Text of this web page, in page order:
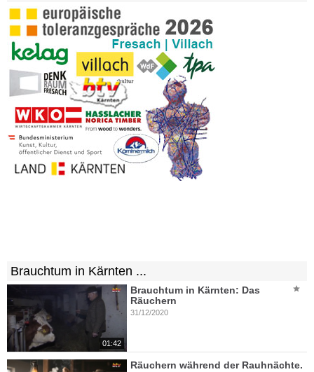
Brauchtum in Kärnten ...
01:42
Brauchtum in Kärnten: Das
Räuchern
31/12/2020
Räuchern während der Rauhnächte.